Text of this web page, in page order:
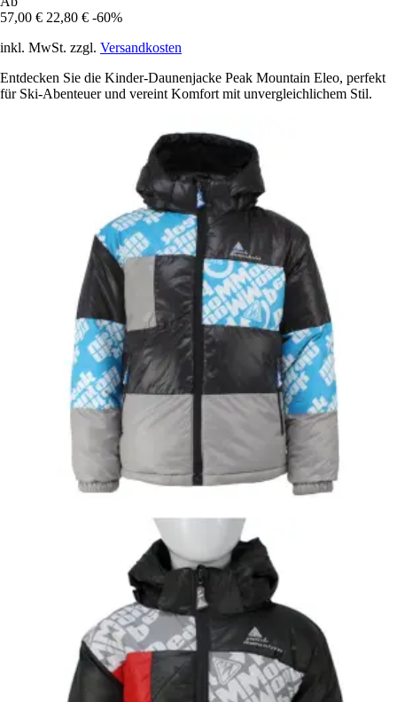
57,00 € 22,80 € -60%
inkl. MwSt. zzgl. Versandkosten
Entdecken Sie die Kinder-Daunenjacke Peak Mountain Eleo, perfekt
für Ski-Abenteuer und vereint Komfort mit unvergleichlichem Stil.